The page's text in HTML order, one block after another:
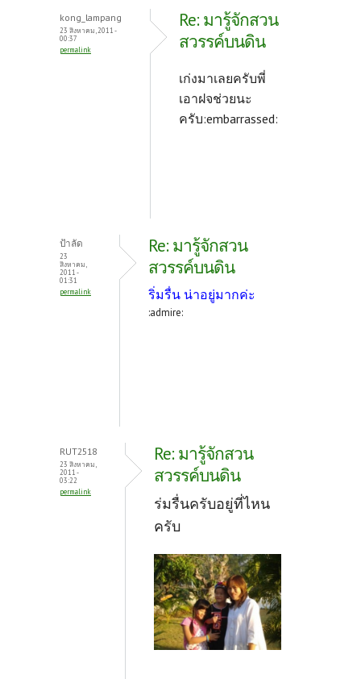
o
o
k
es
kong_lampang
23 สิงหาคม, 2011 -
00:37
permalink
Re: มารู้จักสวน
สวรรค์บนดิน
เก่งมาเลยครับพี่
เอาฝจช่วยนะ
ครับ:embarrassed:
ป้าลัด
23
สิงหาคม,
2011 -
01:31
permalink
Re: มารู้จักสวน
สวรรค์บนดิน
ริ่มรื่น น่าอยู่มากค่ะ
:admire:
RUT2518
23 สิงหาคม,
2011 -
03:22
permalink
Re: มารู้จักสวน
สวรรค์บนดิน
ร่มรื่นครับอยู่ที่ไหน
ครับ